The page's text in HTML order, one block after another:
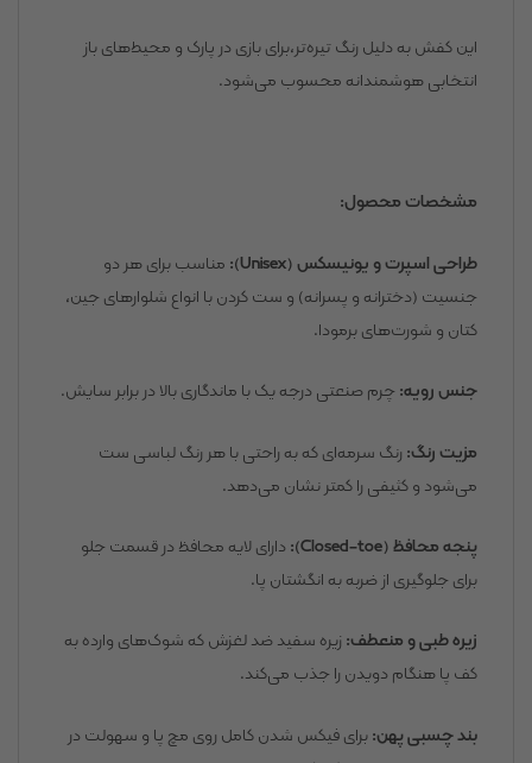
این کفش به دلیل رنگ تیره‌تر،برای بازی در پارک و محیط‌های باز
انتخابی هوشمندانه محسوب می‌شود.
مشخصات محصول:
طراحی اسپرت و یونیسکس (Unisex):
مناسب برای هر دو
جنسیت (دخترانه و پسرانه) و ست کردن با انواع شلوارهای جین،
کتان و شورت‌های برمودا.
جنس رویه: چرم صنعتی درجه یک با ماندگاری بالا در برابر سایش.
مزیت رنگ: رنگ سرمه‌ای که به راحتی با هر رنگ لباسی ست
می‌شود و کثیفی را کمتر نشان می‌دهد.
پنجه محافظ (Closed-toe):
دارای لایه محافظ در قسمت جلو
برای جلوگیری از ضربه به انگشتان پا.
زیره طبی و منعطف: زیره سفید ضد لغزش که شوک‌های وارده به
کف پا هنگام دویدن را جذب می‌کند.
بند چسبی پهن: برای فیکس شدن کامل روی مچ پا و سهولت در